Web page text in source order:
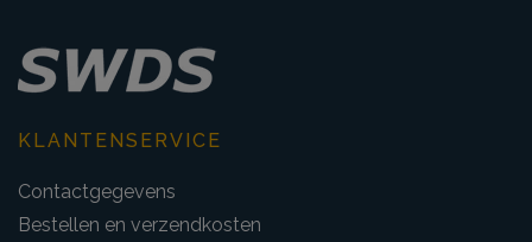
KLANTENSERVICE
Contactgegevens
Bestellen en verzendkosten